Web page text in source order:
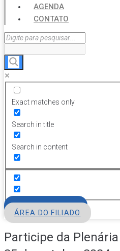
AGENDA
CONTATO
Exact matches only
Search in title
Search in content
ÁREA DO FILIADO
Participe da